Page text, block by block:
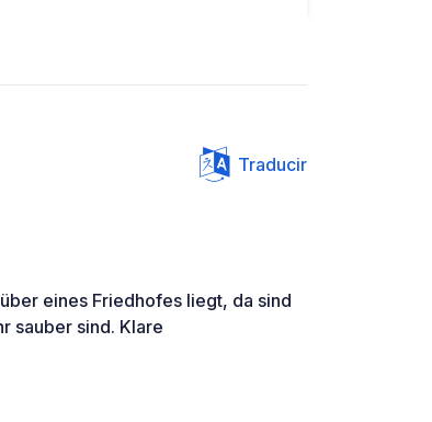
Traducir
eines Friedhofes liegt, da sind
sauber sind. Klare